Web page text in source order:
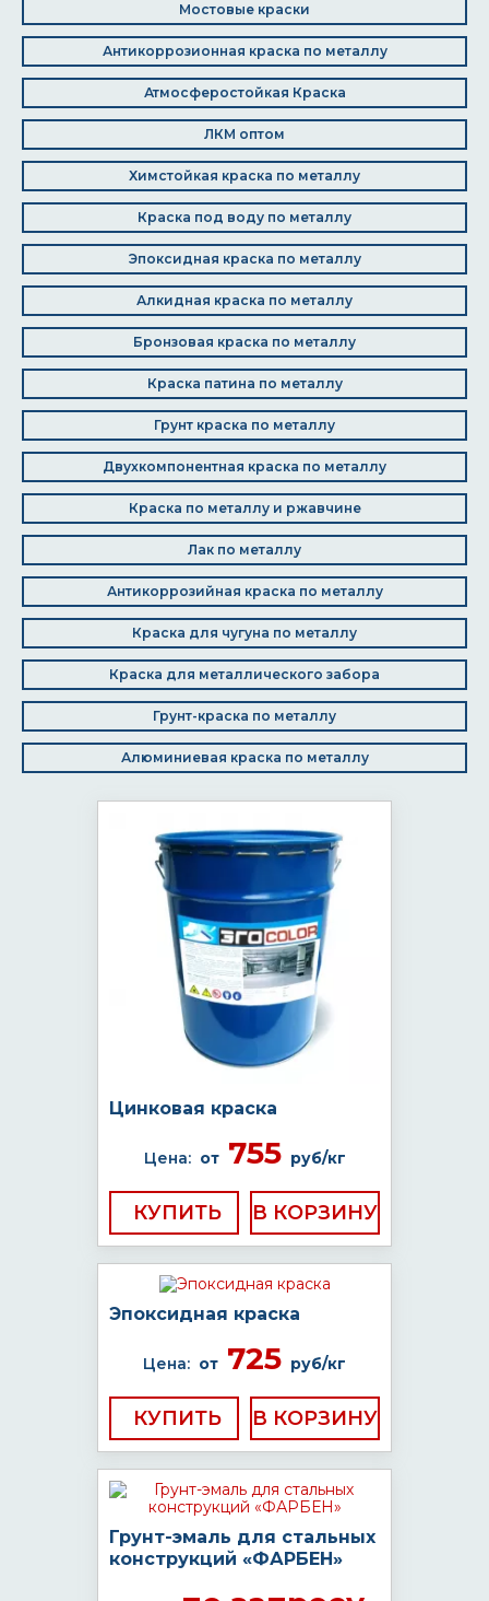
Мостовые краски
Антикоррозионная краска по металлу
Атмосферостойкая Краска
ЛКМ оптом
Химстойкая краска по металлу
Краска под воду по металлу
Эпоксидная краска по металлу
Алкидная краска по металлу
Бронзовая краска по металлу
Краска патина по металлу
Грунт краска по металлу
Двухкомпонентная краска по металлу
Краска по металлу и ржавчине
Лак по металлу
Антикоррозийная краска по металлу
Краска для чугуна по металлу
Краска для металлического забора
Грунт-краска по металлу
Алюминиевая краска по металлу
Цинковая краска
Цена: от755 руб/кг
КУПИТЬ
Эпоксидная краска
Цена: от 725 руб/кг
КУПИТЬ
Грунт-эмаль для стальных
конструкций «ФАРБЕН»